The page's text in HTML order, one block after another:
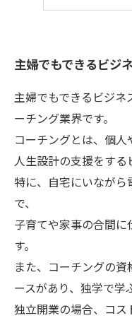
主婦でもできるビジ
主婦でもできるビジネ
ーチング業界です。
コーチングとは、個
人生設計の支援をする
特に、自宅にいなが
で、
子育てや家事の合間
す。
また、コーチングの
ースがあり、独学で学
独立開業の場合、コス